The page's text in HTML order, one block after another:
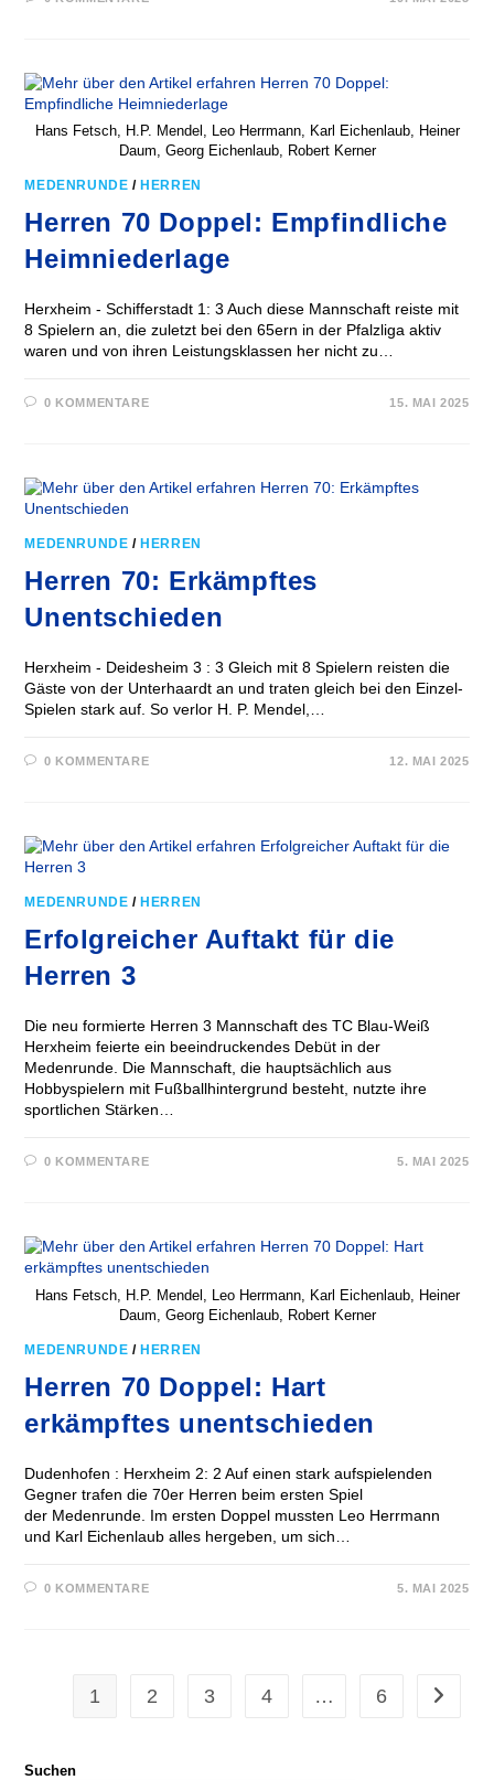
Hans Fetsch, H.P. Mendel, Leo Herrmann, Karl Eichenlaub, Heiner
Daum, Georg Eichenlaub, Robert Kerner
MEDENRUNDE / HERREN
Herren 70 Doppel: Empfindliche
Heimniederlage
Herxheim - Schifferstadt 1: 3 Auch diese Mannschaft reiste mit
8 Spielern an, die zuletzt bei den 65ern in der Pfalzliga aktiv
waren und von ihren Leistungsklassen her nicht zu…
0 KOMMENTARE 15. MAI 2025
MEDENRUNDE / HERREN
Herren 70: Erkämpftes
Unentschieden
Herxheim - Deidesheim 3 : 3 Gleich mit 8 Spielern reisten die
Gäste von der Unterhaardt an und traten gleich bei den Einzel-
Spielen stark auf. So verlor H. P. Mendel,…
0 KOMMENTARE 12. MAI 2025
MEDENRUNDE / HERREN
Erfolgreicher Auftakt für die
Herren 3
Die neu formierte Herren 3 Mannschaft des TC Blau-Weiß
Herxheim feierte ein beeindruckendes Debüt in der
Medenrunde. Die Mannschaft, die hauptsächlich aus
Hobbyspielern mit Fußballhintergrund besteht, nutzte ihre
sportlichen Stärken…
0 KOMMENTARE 5. MAI 2025
Hans Fetsch, H.P. Mendel, Leo Herrmann, Karl Eichenlaub, Heiner
Daum, Georg Eichenlaub, Robert Kerner
MEDENRUNDE /HERREN
Herren 70 Doppel: Hart
erkämpftes unentschieden
Dudenhofen : Herxheim 2: 2 Auf einen stark aufspielenden
Gegner trafen die 70er Herren beim ersten Spiel
der Medenrunde. Im ersten Doppel mussten Leo Herrmann
und Karl Eichenlaub alles hergeben, um sich…
0 KOMMENTARE 5. MAI 2025
1 2 3 4 … 6 Zur
Suchen